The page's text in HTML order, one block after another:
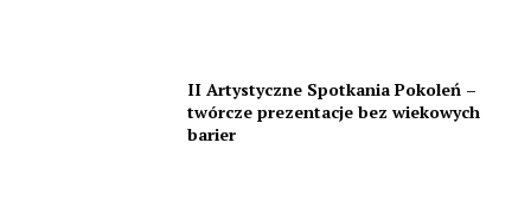
II Artystyczne Spotkania Pokoleń –
twórcze prezentacje bez wiekowych
barier